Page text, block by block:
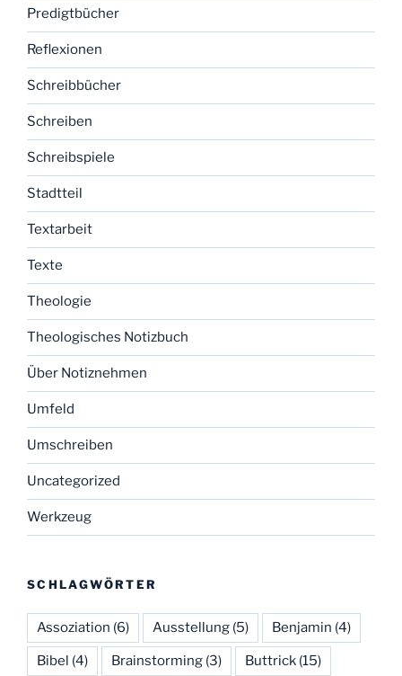
Predigtbücher
Reflexionen
Schreibbücher
Schreiben
Schreibspiele
Stadtteil
Textarbeit
Texte
Theologie
Theologisches Notizbuch
Über Notiznehmen
Umfeld
Umschreiben
Uncategorized
Werkzeug
SCHLAGWÖRTER
Assoziation (6) Ausstellung (5) Benjamin (4)
Bibel (4) Brainstorming (3) Buttrick (15)